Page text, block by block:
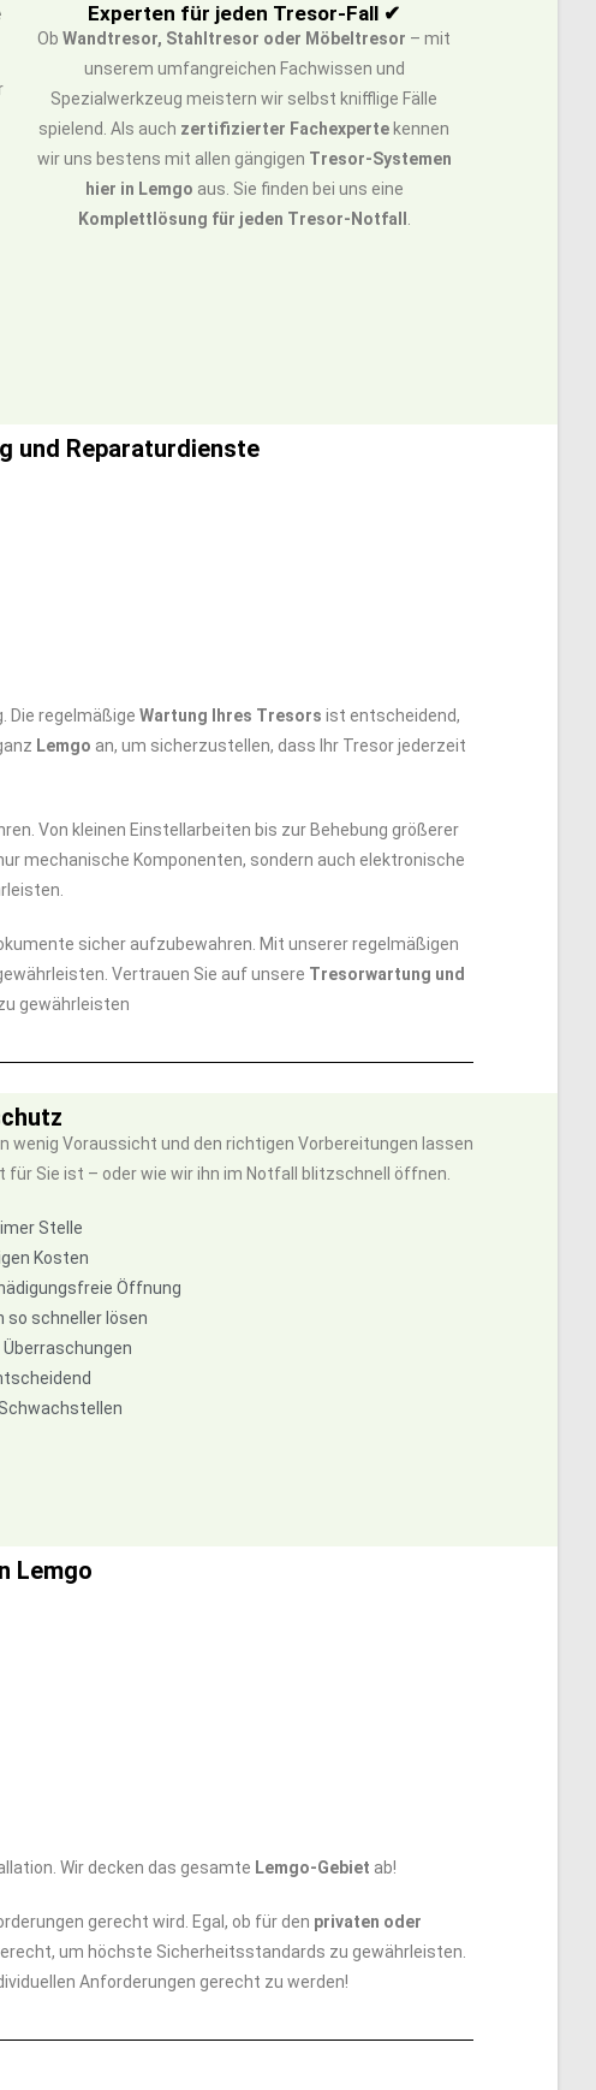
Experten für jeden Tresor-Fall ✔
ObWandtresor, Stahltresor oder Möbeltresor – mit
unserem umfangreichen Fachwissen und
Spezialwerkzeug meistern wir selbst knifflige Fälle
spielend. Als auch zertifizierter Fachexperte kennen
wir uns bestens mit allen gängigen Tresor-Systemen
hier in Lemgo aus. Sie finden bei uns eine
Komplettlösung für jeden Tresor-Notfall
und Reparaturdienste
Die regelmäßige Wartung Ihres Tresors ist entscheidend,
Lemgo an, um sicherzustellen, dass Ihr Tresor jederzeit
Von kleinen Einstellarbeiten bis zur Behebung größerer
mechanische Komponenten, sondern auch elektronische
sicher aufzubewahren. Mit unserer regelmäßigen
Vertrauen Sie auf unsere Tresorwartung und
gewährleisten
Voraussicht und den richtigen Vorbereitungen lassen
für Sie ist – oder wie wir ihn im Notfall blitzschnell öffnen.
Stelle
Kosten
Öffnung
so schneller lösen
Lemgo
Wir decken das gesamte Lemgo-Gebiet ab!
gerecht wird. Egal, ob für den privaten oder
um höchste Sicherheitsstandards zu gewährleisten.
Anforderungen gerecht zu werden!